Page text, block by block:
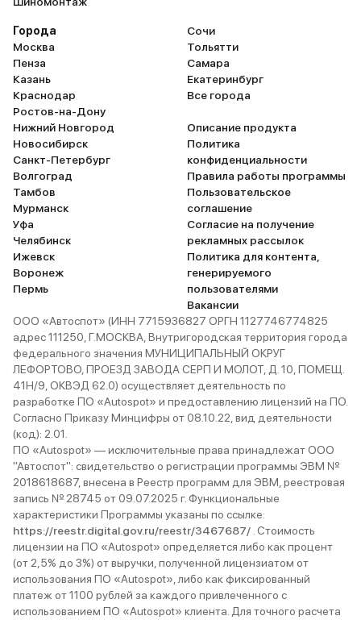
Города
Москва
Пенза
Казань
Краснодар
Ростов-на-Дону
Нижний Новгород
Новосибирск
Санкт-Петербург
Волгоград
Тамбов
Мурманск
Уфа
Челябинск
Ижевск
Воронеж
Пермь
Сочи
Тольятти
Самара
Екатеринбург
Все города
Описание продукта
Политика
конфиденциальности
Правила работы программы
Пользовательское
соглашение
Согласие на получение
рекламных рассылок
Политика для контента,
генерируемого
пользователями
Вакансии
ООО «Автоспот» (ИНН 7715936827 ОРГН 1127746774825
адрес 111250, Г.МОСКВА, Внутригородская территория города
федерального значения МУНИЦИПАЛЬНЫЙ ОКРУГ
ЛЕФОРТОВО, ПРОЕЗД ЗАВОДА СЕРП И МОЛОТ, Д. 10, ПОМЕЩ.
41Н/9, ОКВЭД 62.0) осуществляет деятельность по
разработке ПО «Autospot» и предоставлению лицензий на ПО.
Согласно Приказу Минцифры от 08.10.22, вид деятельности
(код): 2.01.
ПО «Autospot» — исключительные права принадлежат ООО
"Автоспот": свидетельство о регистрации программы ЭВМ №
2018618687, внесена в Реестр программ для ЭВМ, реестровая
запись № 28745 от 09.07.2025 г. Функциональные
характеристики Программы указаны по ссылке:
https://reestr.digital.gov.ru/reestr/3467687/ . Стоимость
лицензии на ПО «Autospot» определяется либо как процент
(от 2,5% до 3%) от выручки, полученной лицензиатом от
использования ПО «Autospot», либо как фиксированный
платеж от 1100 рублей за каждого привлеченного с
использованием ПО «Autospot» клиента. Для точного расчета